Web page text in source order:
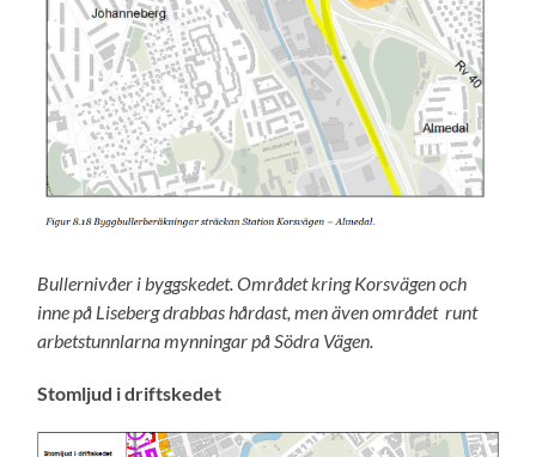
Bullernivåer i byggskedet. Området kring Korsvägen och
inne på Liseberg drabbas hårdast, men även området runt
arbetstunnlarna mynningar på Södra Vägen.
Stomljud i driftskedet